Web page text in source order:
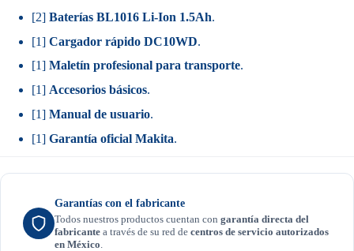
[2] Baterías BL1016 Li-Ion 1.5Ah.
[1] Cargador rápido DC10WD.
[1] Maletín profesional para transporte.
[1] Accesorios básicos.
[1] Manual de usuario.
[1] Garantía oficial Makita.
Garantías con el fabricante
Todos nuestros productos cuentan con garantía directa del
fabricante a través de su red de centros de servicio autorizados
en México